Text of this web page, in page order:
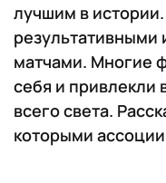
лучшим в
матчами. Многие
себя и привлекли
всего света.
которыми